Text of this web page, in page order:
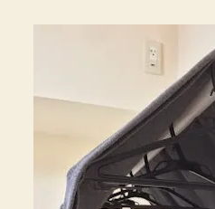
方
へ
の